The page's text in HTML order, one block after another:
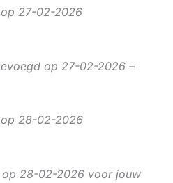
27-02-2026
op 27-02-2026 –
28-02-2026
28-02-2026 voor jouw